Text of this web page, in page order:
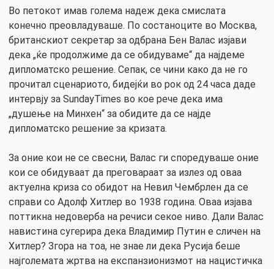
Во петокот имав голема надеж дека смислата
конечно преовладуваше. По состаноците во Москва,
британскиот секретар за одбрана Бен Валас изјави
дека „ќе продолжиме да се обидуваме“ да најдеме
дипломатско решение. Сепак, се чини како да не го
прочитал сценариото, бидејќи во рок од 24 часа даде
интервју за SundayTimes во кое рече дека има
„душење на Минхен“ за обидите да се најде
дипломатско решение за кризата.
За оние кои не се свесни, Валас ги споредуваше оние
кои се обидуваат да преговараат за излез од оваа
актуелна криза со обидот на Невил Чембрлен да се
справи со Адолф Хитлер во 1938 година. Оваа изјава
поттикна недоверба на речиси секое ниво. Дали Валас
навистина сугерира дека Владимир Путин е сличен на
Хитлер? Згора на тоа, не знае ли дека Русија беше
најголемата жртва на експанзионизмот на нацистичка